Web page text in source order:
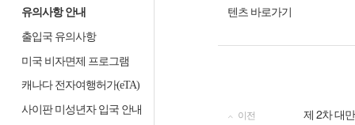
유의사항 안내
출입국 유의사항
미국 비자면제 프로그램
캐나다 전자여행허가(eTA)
사이판 미성년자 입국 안내
텐츠 바로가기
이전 제 2차 대